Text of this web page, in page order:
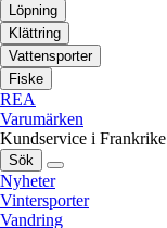
Löpning
Klättring
Vattensporter
Fiske
REA
Varumärken
Kundservice i Frankrike
Sök
Nyheter
Vintersporter
Vandring